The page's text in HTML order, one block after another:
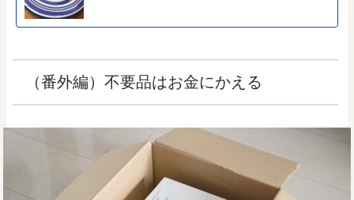
（番外編）不要品はお金にかえる